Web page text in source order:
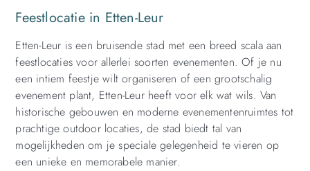
Feestlocatie in Etten-Leur
Etten-Leur is een bruisende stad met een breed scala aan
feestlocaties voor allerlei soorten evenementen. Of je nu
een intiem feestje wilt organiseren of een grootschalig
evenement plant, Etten-Leur heeft voor elk wat wils. Van
historische gebouwen en moderne evenementenruimtes tot
prachtige outdoor locaties, de stad biedt tal van
mogelijkheden om je speciale gelegenheid te vieren op
een unieke en memorabele manier.